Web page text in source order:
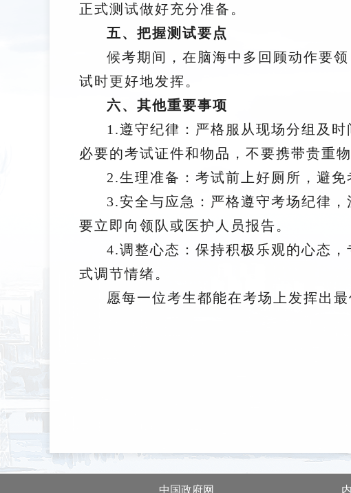
正式测试做好充分准备。
五、把握测试要点
候考期间，在脑海中多回顾动作要
试时更好地发挥。
六、其他重要事项
1.遵守纪律：严格服从现场分组及
必要的考试证件和物品，不要携带贵重
2.生理准备：考试前上好厕所，避
3.安全与应急：严格遵守考场纪律
要立即向领队或医护人员报告。
4.调整心态：保持积极乐观的心态
式调节情绪。
愿每一位考生都能在考场上发挥出
中国政府网